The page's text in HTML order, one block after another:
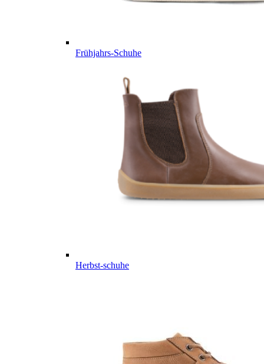
Frühjahrs-Schuhe
Herbst-schuhe